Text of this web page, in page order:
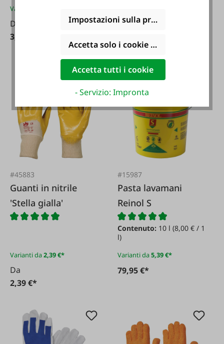
Varianti da
Da
3,99 €*
Da
3,96 €*
#45883
Guanti in nitrile
'Stella gialla'
Varianti da2,39 €*
Da
2,39 €*
#15987
Pasta lavamani
Reinol S
Contenuto: 10 l(8,00 € / 1
l)
Varianti da5,39 €*
79,95 €*
Impostazioni sulla privacy
Accetta solo i cookie funzionali
Accetta tutti i cookie
- Servizio: Impronta